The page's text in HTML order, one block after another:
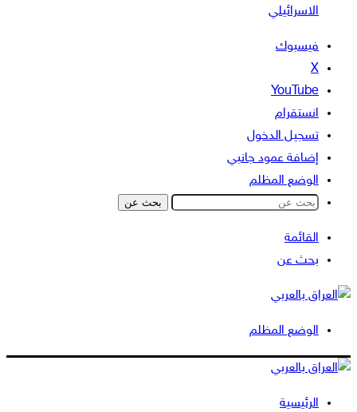
الاسرائيلي
فيسبوك
‫X
‫YouTube
انستقرام
تسجيل الدخول
إضافة عمود جانبي
الوضع المظلم
بحث عن
القائمة
بحث عن
الوضع المظلم
الرئيسية